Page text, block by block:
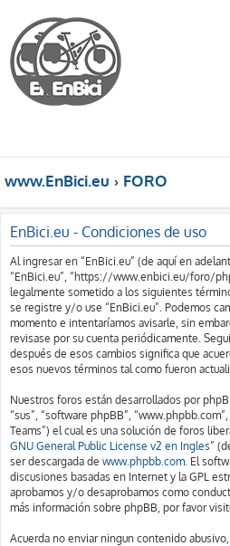
www.EnBici.eu FORO
EnBici.eu - Condiciones de uso
Al ingresar en “EnBici.eu” (de aquí en
“EnBici.eu”, “https://www.enbici.eu/foro/
legalmente sometido a los siguientes
se registre y/o use “EnBici.eu”. Podemos
momento e intentaríamos avisarle, sin
revisase por su cuenta periódicamente.
después de esos cambios significa que
esos nuevos términos tal como fueron
Nuestros foros están desarrollados por
“sus”, “software phpBB”,
Teams”) el cual es una solución de foros
GNU General Public License v2 en Ingles”
ser descargada de www.phpbb.com. El
discusiones basadas en Internet y la GPL
aprobamos y/o desaprobamos como
más información sobre phpBB, por favor
Acuerda no enviar ningun contenido